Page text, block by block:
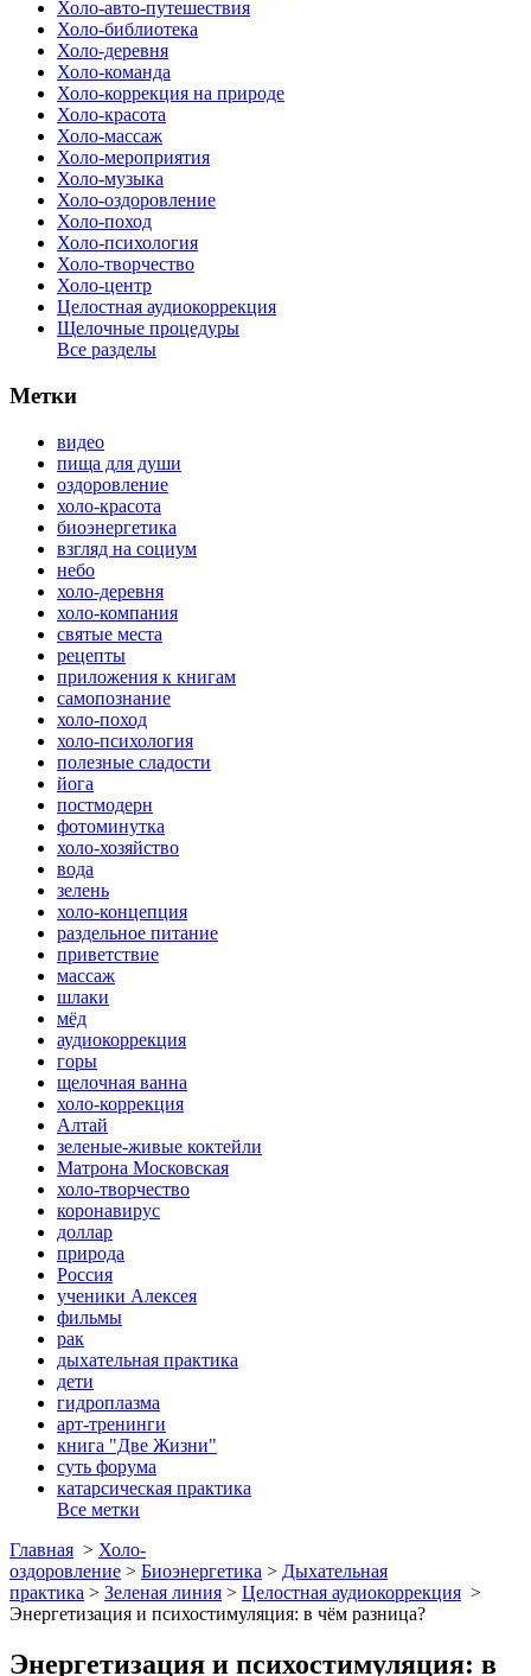
Холо-авто-путешествия
Холо-библиотека
Холо-деревня
Холо-команда
Холо-коррекция на природе
Холо-красота
Холо-массаж
Холо-мероприятия
Холо-музыка
Холо-оздоровление
Холо-поход
Холо-психология
Холо-творчество
Холо-центр
Целостная аудиокоррекция
Щелочные процедуры
Все разделы
Метки
видео
пища для души
оздоровление
холо-красота
биоэнергетика
взгляд на социум
небо
холо-деревня
холо-компания
святые места
рецепты
приложения к книгам
самопознание
холо-поход
холо-психология
полезные сладости
йога
постмодерн
фотоминутка
холо-хозяйство
вода
зелень
холо-концепция
раздельное питание
приветствие
массаж
шлаки
мёд
аудиокоррекция
горы
щелочная ванна
холо-коррекция
Алтай
зеленые-живые коктейли
Матрона Московская
холо-творчество
коронавирус
доллар
природа
Россия
ученики Алексея
фильмы
рак
дыхательная практика
дети
гидроплазма
арт-тренинги
книга "Две Жизни"
суть форума
катарсическая практика
Все метки
Главная > Холо-
оздоровление > Биоэнергетика > Дыхательная
практика > Зеленая линия > Целостная аудиокоррекция >
Энергетизация и психостимуляция: в чём разница?
Энергетизация и психостимуляция: в